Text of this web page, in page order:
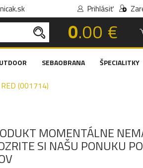
Prihlásiť
0.00 €
SEBAOBRANA ŠPECIALITKY
(001714)
MOMENTÁLNE
SI NAŠU PONUKU